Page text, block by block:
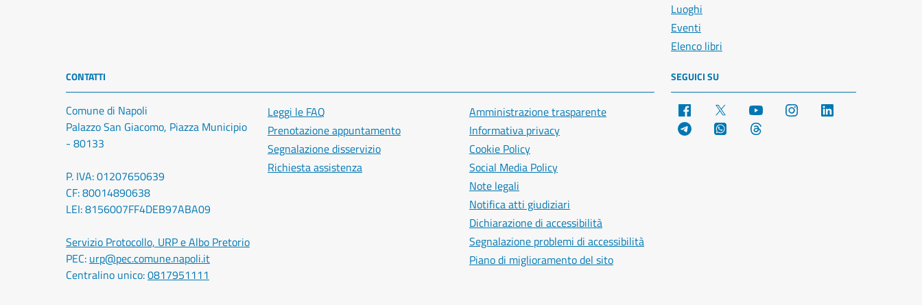
Luoghi
Eventi
Elenco libri
CONTATTI
Comune di Napoli
Palazzo San Giacomo, Piazza Municipio
- 80133
P. IVA: 01207650639
CF: 80014890638
LEI: 8156007FF4DEB97ABA09
Servizio Protocollo, URP e Albo Pretorio
PEC: urp@pec.comune.napoli.it
Centralino unico:0817951111
Leggi le FAQ
Prenotazione appuntamento
Segnalazione disservizio
Richiesta assistenza
Amministrazione trasparente
Informativa privacy
Cookie Policy
Social Media Policy
Note legali
Notifica atti giudiziari
Dichiarazione di accessibilità
Segnalazione problemi di accessibilità
Piano di miglioramento del sito
SEGUICI SU
Facebook YouTube Instagram
Telegram WhatsApp